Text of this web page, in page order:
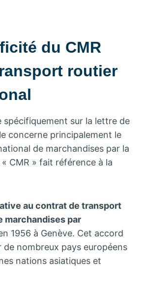
du CMR
routier
spécifiquement sur la lettre de
concerne principalement le
de marchandises par la
CMR » fait référence à la
au contrat de transport
marchandises par
1956 à Genève. Cet accord
de nombreux pays européens
nations asiatiques et